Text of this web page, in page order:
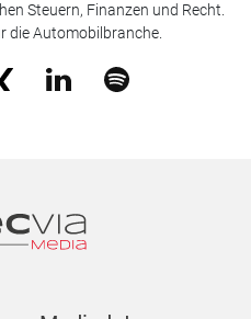
Steuern, Finanzen und Recht.
die Automobilbranche.